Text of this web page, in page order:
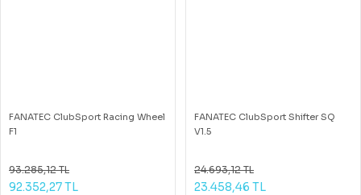
FANATEC ClubSport Racing Wheel
F1
93.285,12 TL
92.352,27 TL
FANATEC ClubSport Shifter SQ
V1.5
24.693,12 TL
23.458,46 TL